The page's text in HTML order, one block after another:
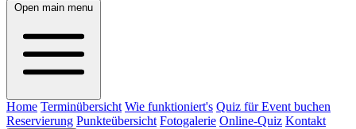
Open main menu
Home Terminübersicht Wie funktioniert's Quiz für Event buchen
Reservierung Punkteübersicht Fotogalerie Online-Quiz Kontakt